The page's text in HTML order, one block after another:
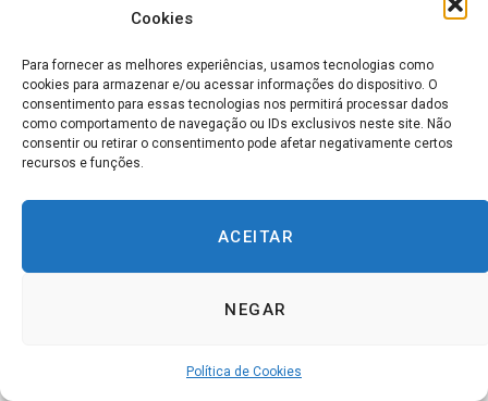
Cookies
Para fornecer as melhores experiências, usamos tecnologias como
cookies para armazenar e/ou acessar informações do dispositivo. O
consentimento para essas tecnologias nos permitirá processar dados
como comportamento de navegação ou IDs exclusivos neste site. Não
consentir ou retirar o consentimento pode afetar negativamente certos
recursos e funções.
ACEITAR
NEGAR
Política de Cookies
ouço falar com muita frequência de encontros
não tenho problema nenhum com quem escolhe um
estilo de vida vegano e eu não tenho problema nenhum
em comer apenas comida vegana de vez em quando,
delas não pode desfrutar da comida de sua escolha? Há
julgamento nisso, intolerância e isso não é ‘inclusivo’.
para não tentar crescer ou como justificativa para que